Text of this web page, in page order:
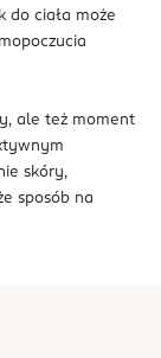
do ciała może
ale też moment
skóry,
sposób na